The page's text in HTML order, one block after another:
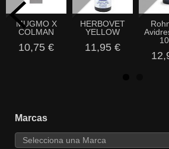
Marcas
MUGMO X
COLMAN
10,75 €
HERBOVET
YELLOW
11,95 €